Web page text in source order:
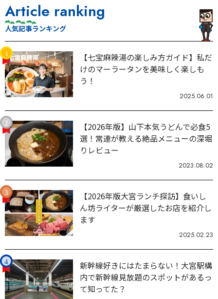
Article ranking
人気記事ランキング
【七宝麻辣湯の楽しみ方ガイド】私だ
けのマーラータンを美味しく楽しも
う！
2025.06.01
【2026年版】山下本気うどんで必食5
選！常連が教える絶品メニューの深堀
りレビュー
2023.08.02
【2026年版大宮ランチ探訪】食いし
ん坊ライターが厳選したお店を紹介し
ます
2025.02.23
新幹線好きにはたまらない！大宮駅構
内で新幹線見放題のスポットがあるっ
て知ってた？